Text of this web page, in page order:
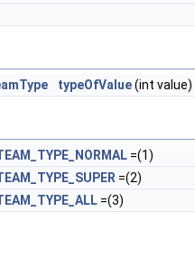
typeOfValue(int value)
=(1)
=(2)
=(3)